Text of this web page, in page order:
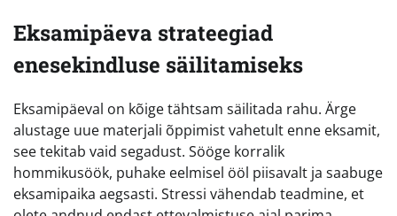
Eksamipäeva strateegiad
enesekindluse säilitamiseks
Eksamipäeval on kõige tähtsam säilitada rahu. Ärge
alustage uue materjali õppimist vahetult enne eksamit,
see tekitab vaid segadust. Sööge korralik
hommikusöök, puhake eelmisel ööl piisavalt ja saabuge
eksamipaika aegsasti. Stressi vähendab teadmine, et